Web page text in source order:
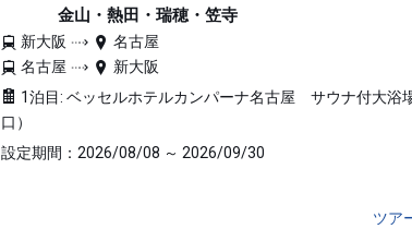
金山・熱田・瑞穂・笠寺
新大阪
名古屋
名古屋
新大阪
1泊目: ベッセルホテルカンパーナ名古屋 サウナ付大浴
口）
設定期間：2026/08/08 ～ 2026/09/30
ツア